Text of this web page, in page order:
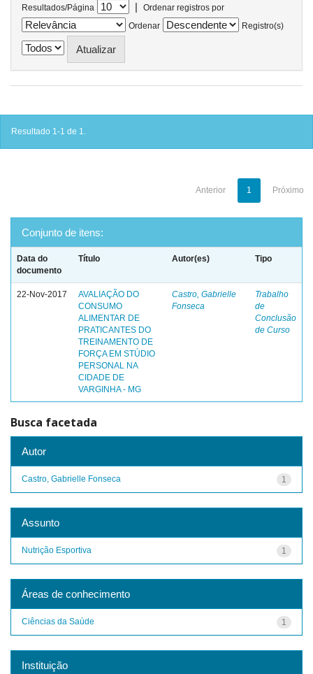
Resultados/Página |
Ordenar registros por
Ordenar
Registro(s)
Resultado 1-1 de 1.
Anterior 1 Próximo
Conjunto de itens:
Data do
documento
Título Autor(es) Tipo
22-Nov-2017
AVALIAÇÃO DO
CONSUMO
ALIMENTAR DE
PRATICANTES DO
TREINAMENTO DE
FORÇA EM STÚDIO
PERSONAL NA
CIDADE DE
VARGINHA - MG
Castro, Gabrielle
Fonseca
Trabalho
de
Conclusão
de Curso
Busca facetada
Autor
1
Castro, Gabrielle Fonseca
Assunto
1
Nutrição Esportiva
Áreas de conhecimento
1
Ciências da Saúde
Instituição